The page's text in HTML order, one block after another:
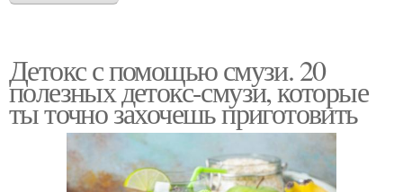
Детокс с помощью смузи. 20
полезных детокс-смузи, которые
ты точно захочешь приготовить